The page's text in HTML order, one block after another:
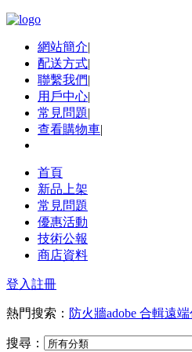
網站簡介|
配送方式|
聯繫我們|
用戶中心|
常見問題|
查看購物車|
首頁
新品上架
常見問題
優惠活動
技術公報
商店資料
登入註冊
熱門搜索： 防火牆adobe 合輯遠端
搜尋：